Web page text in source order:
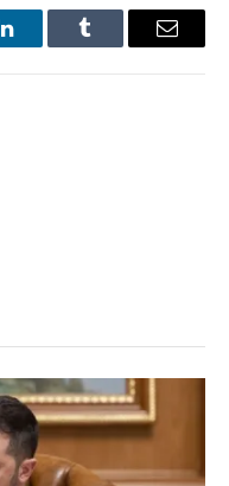
LinkedInTumblr Email